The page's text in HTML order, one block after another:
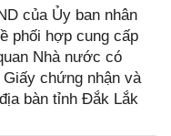
của Ủy ban nhân
phối hợp cung cấp
Nhà nước có
chứng nhận và
bàn tỉnh Đắk Lắk